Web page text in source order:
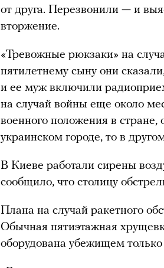
от друга. Перезвонили — и
вторжение.
«Тревожные рюкзаки» на
пятилетнему сыну они
и ее муж включили
на случай войны еще около
военного положения в стране,
украинском городе, то в
В Киеве работали сирены
сообщило, что столицу
Плана на случай ракетного
Обычная пятиэтажная
оборудована убежищем